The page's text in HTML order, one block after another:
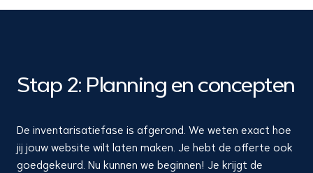
Stap 2: Planning en concepten
De inventarisatiefase is afgerond. We weten exact hoe
jij jouw website wilt laten maken. Je hebt de offerte ook
goedgekeurd. Nu kunnen we beginnen! Je krijgt de